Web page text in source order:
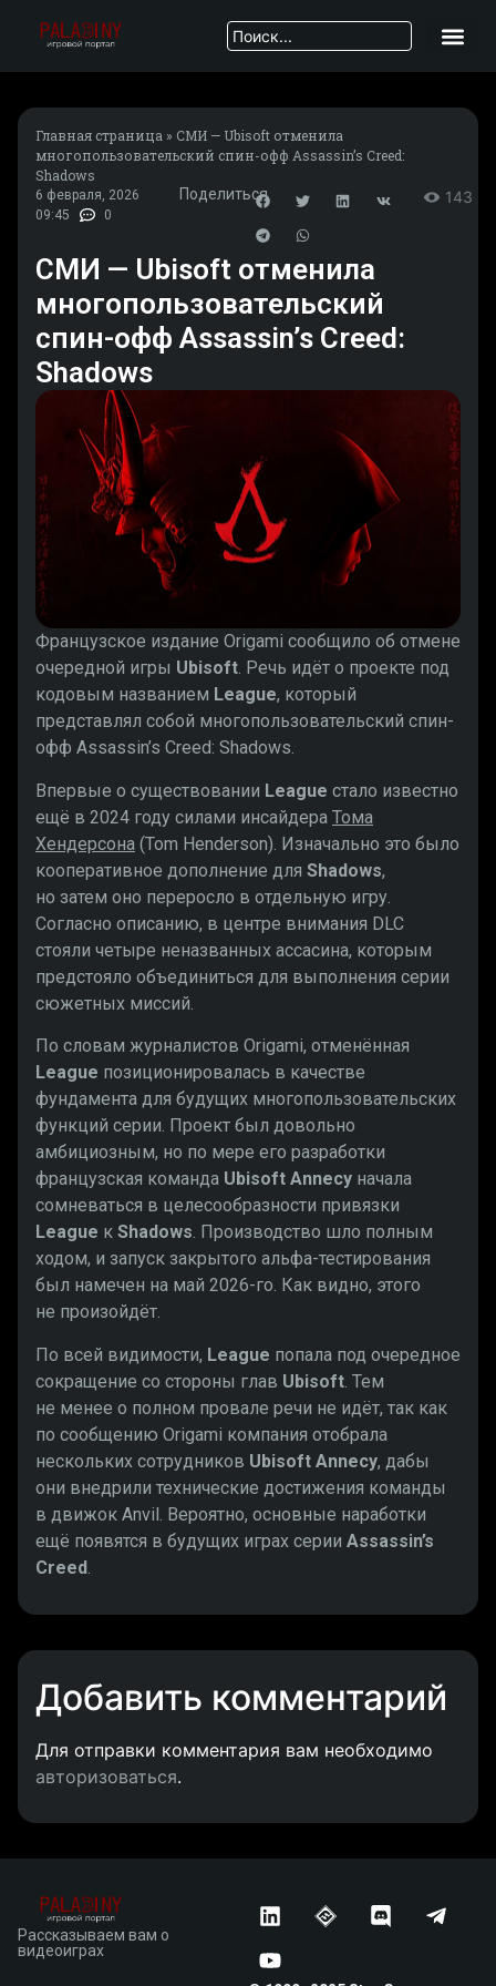
Главная страница » СМИ — Ubisoft отменила
многопользовательский спин-офф Assassin’s Creed:
Shadows
6 февраля, 2026
09:45
0
Поделиться 143
СМИ — Ubisoft отменила
многопользовательский
спин-офф Assassin’s Creed:
Shadows
Французское издание Origami сообщило об отмене
очередной игры Ubisoft. Речь идёт о проекте под
кодовым названием League, который
представлял собой многопользовательский спин-
офф Assassin’s Creed: Shadows.
Впервые о существовании League стало известно
ещё в 2024 году силами инсайдера Тома
Хендерсона (Tom Henderson). Изначально это было
кооперативное дополнение для Shadows,
но затем оно переросло в отдельную игру.
Согласно описанию, в центре внимания DLC
стояли четыре неназванных ассасина, которым
предстояло объединиться для выполнения серии
сюжетных миссий.
По словам журналистов Origami, отменённая
League позиционировалась в качестве
фундамента для будущих многопользовательских
функций серии. Проект был довольно
амбициозным, но по мере его разработки
французская команда Ubisoft Annecy начала
сомневаться в целесообразности привязки
League к Shadows. Производство шло полным
ходом, и запуск закрытого альфа-тестирования
был намечен на май 2026-го. Как видно, этого
не произойдёт.
По всей видимости, League попала под очередное
сокращение со стороны глав Ubisoft . Тем
не менее о полном провале речи не идёт, так как
по сообщению Origami компания отобрала
нескольких сотрудников Ubisoft Annecy, дабы
они внедрили технические достижения команды
в движок Anvil. Вероятно, основные наработки
ещё появятся в будущих играх серии Assassin’s
Creed
Добавить комментарий
Для отправки комментария вам необходимо
авторизоваться.
Рассказываем вам о
видеоиграх